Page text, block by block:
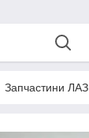
Запчастини ЛАЗ